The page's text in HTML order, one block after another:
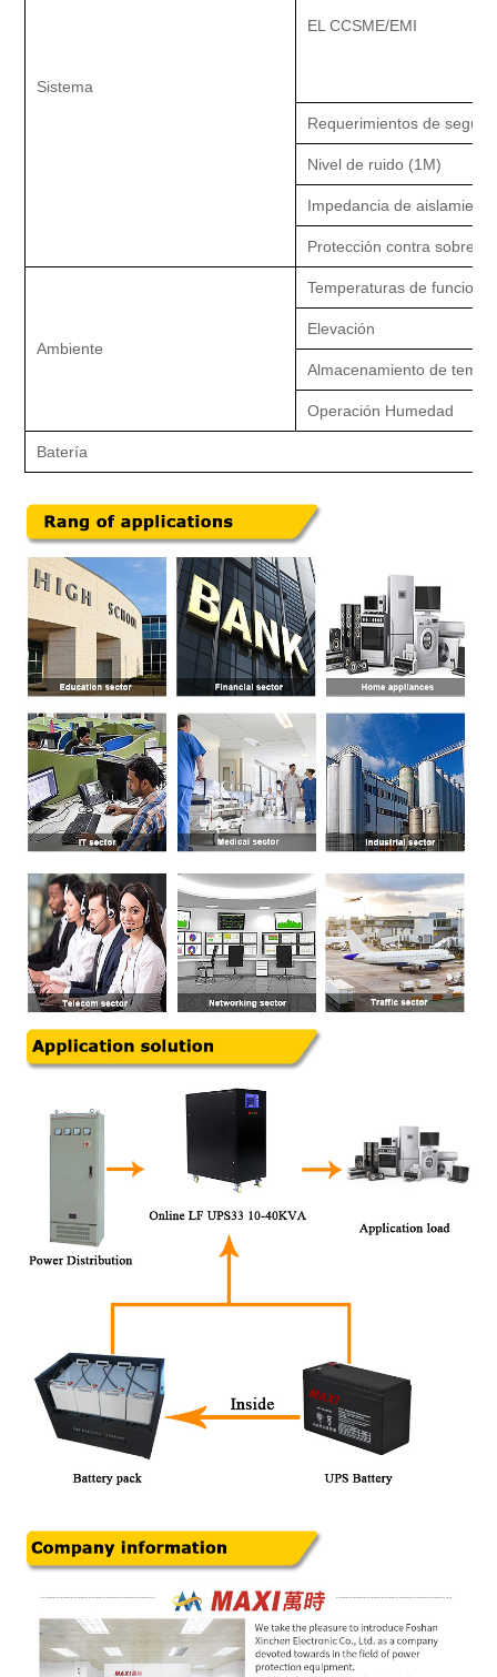
Sistema
EL CCSME/EMI
Requerimientos de
Nivel de ruido (1M)
Impedancia de
Protección contra
Ambiente
Temperaturas de
Elevación
Almacenamiento de
Operación Humedad
Batería